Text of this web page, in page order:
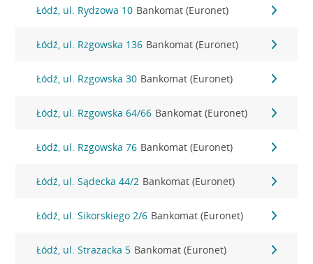
Łódź, ul. Rydzowa 10 Bankomat (Euronet)
Łódź, ul. Rzgowska 136 Bankomat (Euronet)
Łódź, ul. Rzgowska 30 Bankomat (Euronet)
Łódź, ul. Rzgowska 64/66 Bankomat (Euronet)
Łódź, ul. Rzgowska 76 Bankomat (Euronet)
Łódź, ul. Sądecka 44/2 Bankomat (Euronet)
Łódź, ul. Sikorskiego 2/6 Bankomat (Euronet)
Łódź, ul. Strażacka 5 Bankomat (Euronet)